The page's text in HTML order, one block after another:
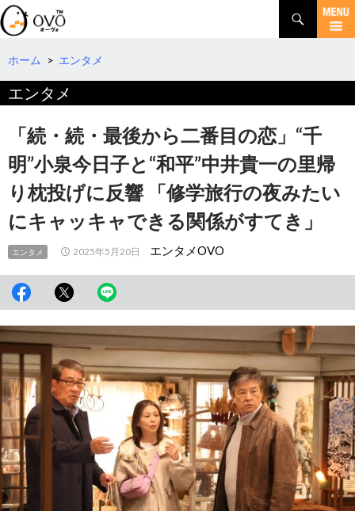
検
索
コ
テ
へ
ホーム > エンタメ
エンタメ
「続・続・最後から二番目の恋」“千
明”小泉今日子と“和平”中井貴一の里帰
り枕投げに反響 「修学旅行の夜みたい
にキャッキャできる関係がすてき」
エンタメ 2025年5月20日 エンタメOVO